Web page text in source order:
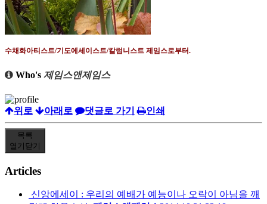
수채화아티스트/기도에세이스트/칼럼니스트 제임스로부터.
Who's 제임스앤제임스
위로 아래로 댓글로 가기 인쇄
목록
열기 닫기
Articles
신앙에세이 : 우리의 예배가 예능이나 오락이 아님을 깨